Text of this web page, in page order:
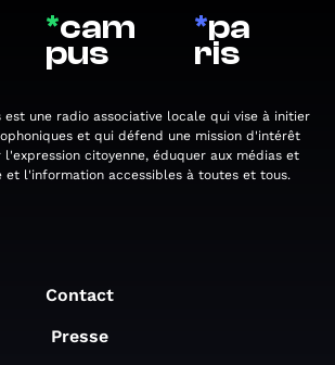
*cam
pus
*pa
ris
est une radio associative locale qui vise à initier
et qui défend une mission d'intérêt
citoyenne, éduquer aux médias et
et l'information accessibles à toutes et tous.
Contact
Presse